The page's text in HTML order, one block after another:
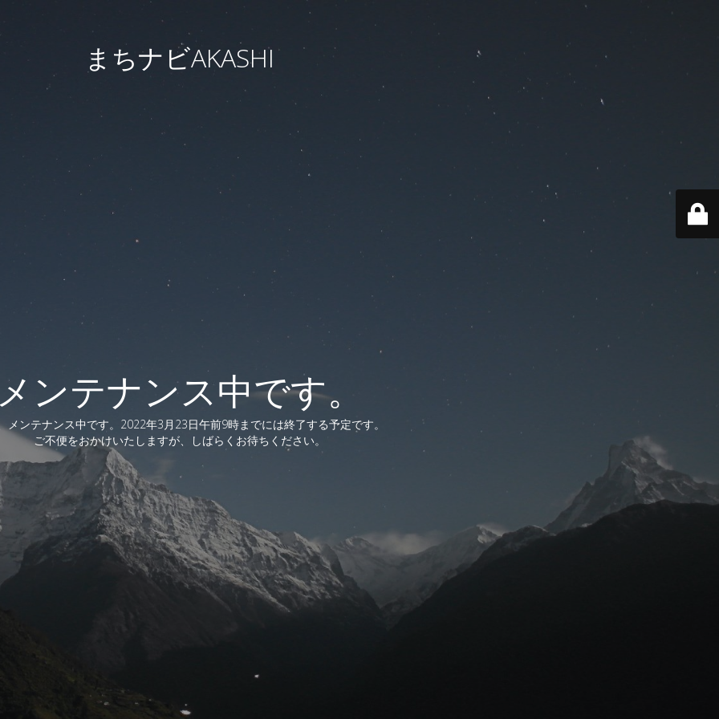
まちナビAKASHI
ンテナンス中です。
メンテナンス中です。2022年3月23日午前9時までには終了する予定です。
ご不便をおかけいたしますが、しばらくお待ちください。